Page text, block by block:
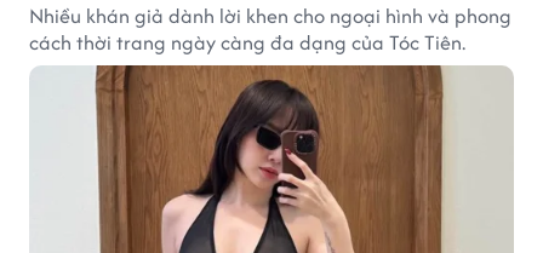
Nhiều khán giả dành lời khen cho ngoại hình và phong
cách thời trang ngày càng đa dạng của Tóc Tiên.